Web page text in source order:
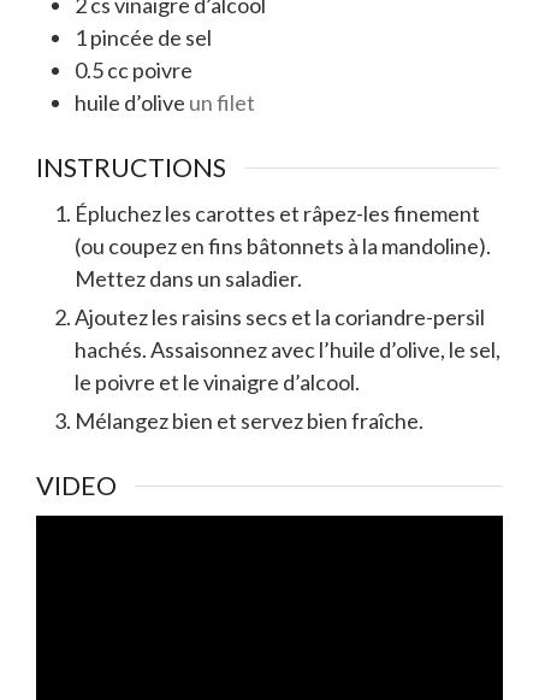
2csvinaigre d’alcool
1pincée de sel
0.5ccpoivre
huile d’olive un filet
INSTRUCTIONS
Épluchez les carottes et râpez-les finement
(ou coupez en fins bâtonnets à la mandoline).
Mettez dans un saladier.
Ajoutez les raisins secs et la coriandre-persil
hachés. Assaisonnez avec l’huile d’olive, le sel,
le poivre et le vinaigre d’alcool.
Mélangez bien et servez bien fraîche.
VIDEO